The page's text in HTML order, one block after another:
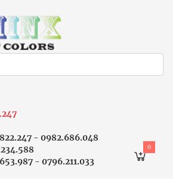
- 0982.686.048
- 0796.211.033
0